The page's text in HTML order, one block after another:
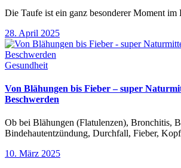
Die Taufe ist ein ganz besonderer Moment im
28. April 2025
Gesundheit
Von Blähungen bis Fieber – super
Beschwerden
Ob bei Blähungen (Flatulenzen), Bronchitis,
Bindehautentzündung, Durchfall, Fieber,
10. März 2025